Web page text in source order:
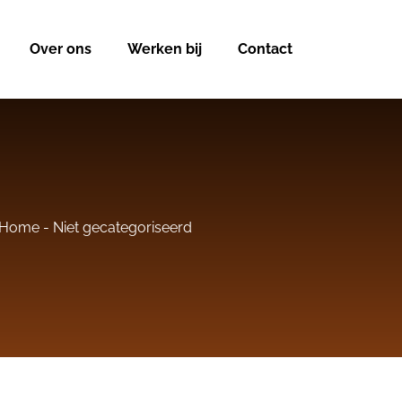
Over ons Werken bij Contact
Home- Niet gecategoriseerd